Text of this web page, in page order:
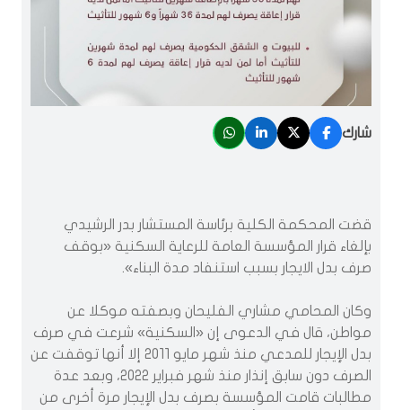
شارك
قضت المحكمة الكلية برئاسة المستشار بدر الرشيدي
بإلغاء قرار المؤسسة العامة للرعاية السكنية «بوقف
صرف بدل الايجار بسبب استنفاد مدة البناء».
وكان المحامي مشاري الفليحان وبصفته موكلا عن
مواطن، قال في الدعوى إن «السكنية» شرعت في صرف
بدل الإيجار للمدعي منذ شهر مايو 2011 إلا أنها توقفت عن
الصرف دون سابق إنذار منذ شهر فبراير 2022، وبعد عدة
مطالبات قامت المؤسسة بصرف بدل الإيجار مرة أخرى من